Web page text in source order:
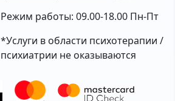
Режим работы: 09.00-18.00 Пн-Пт
*Услуги в области психотерапии /
психиатрии не оказываются